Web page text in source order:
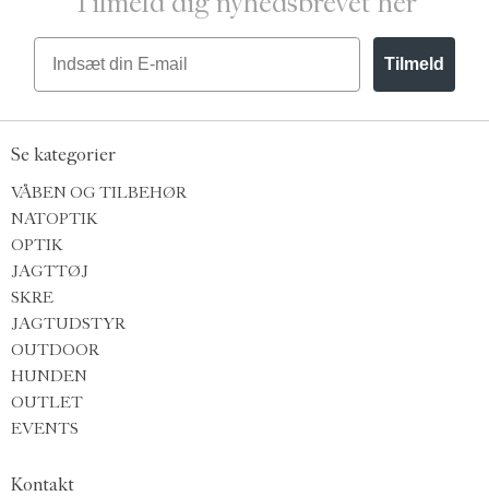
Email
Tilmeld
Se kategorier
VÅBEN OG TILBEHØR
NATOPTIK
OPTIK
JAGTTØJ
SKRE
JAGTUDSTYR
OUTDOOR
HUNDEN
OUTLET
EVENTS
Kontakt